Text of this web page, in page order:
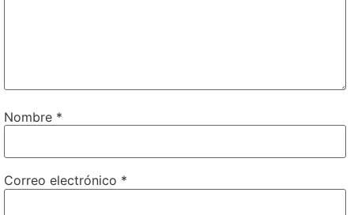
Nombre *
Correo electrónico *